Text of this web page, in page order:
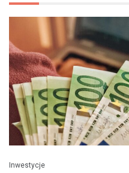
Inwestycje